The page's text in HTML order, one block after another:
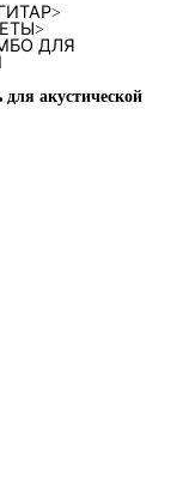
>
>
ДЛЯ
акустической